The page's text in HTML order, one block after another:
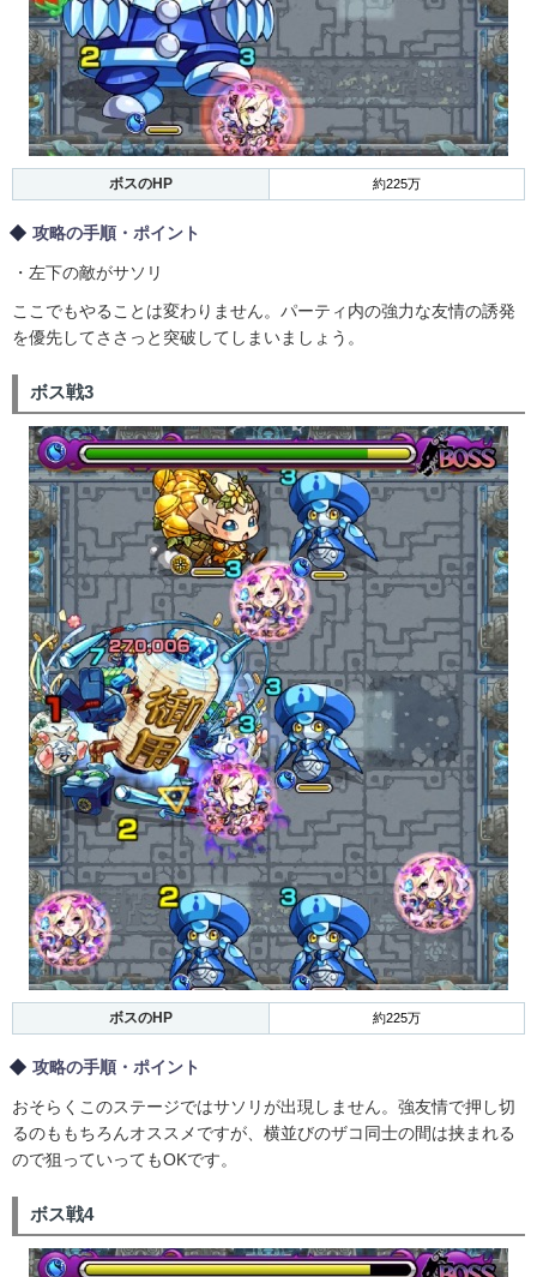
ボスのHP 約225万
攻略の手順・ポイント
・左下の敵がサソリ
ここでもやることは変わりません。パーティ内の強力な友情の誘発
を優先してささっと突破してしまいましょう。
ボス戦3
ボスのHP 約225万
攻略の手順・ポイント
おそらくこのステージではサソリが出現しません。強友情で押し切
るのももちろんオススメですが、横並びのザコ同士の間は挟まれる
ので狙っていってもOKです。
ボス戦4